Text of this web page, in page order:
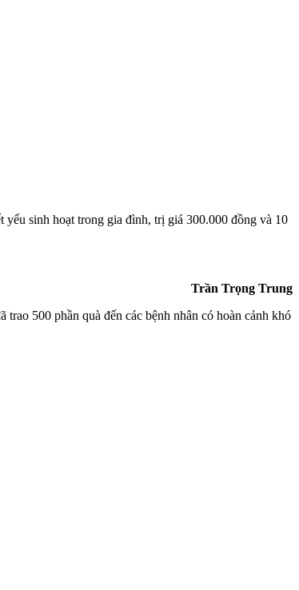
sinh hoạt trong gia đình, trị giá 300.000 đồng và 10
Trần Trọng Trung
500 phần quà đến các bệnh nhân có hoàn cảnh khó